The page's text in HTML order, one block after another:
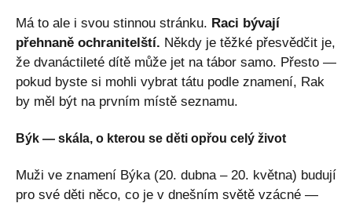
Má to ale i svou stinnou stránku. Raci bývají
přehnaně ochranitelští. Někdy je těžké přesvědčit je,
že dvanáctileté dítě může jet na tábor samo. Přesto —
pokud byste si mohli vybrat tátu podle znamení, Rak
by měl být na prvním místě seznamu.
Býk — skála, o kterou se děti opřou celý život
Muži ve znamení Býka (20. dubna – 20. května) budují
pro své děti něco, co je v dnešním světě vzácné —